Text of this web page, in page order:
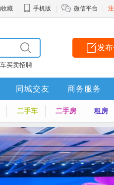
藏 手机版 微信平台
买卖招聘
发
同城交友 商务服务
二手车 二手房 租房